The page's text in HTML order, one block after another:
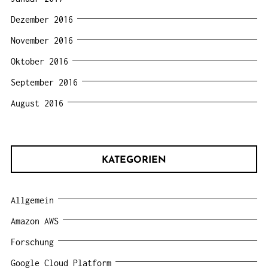
Dezember 2016
November 2016
Oktober 2016
September 2016
August 2016
KATEGORIEN
Allgemein
Amazon AWS
Forschung
Google Cloud Platform